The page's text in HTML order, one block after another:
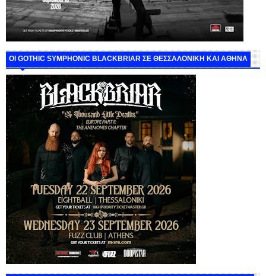
ΟΙ GOTHIC SYMPHONIC BLACKBRIAR ΣΕ ΘΕΣΣΑΛΟΝΙΚΗ ΚΑΙ ΑΘΗΝΑ